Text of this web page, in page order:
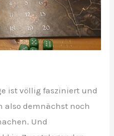
ist völlig fasziniert und
also demnächst noch
Und